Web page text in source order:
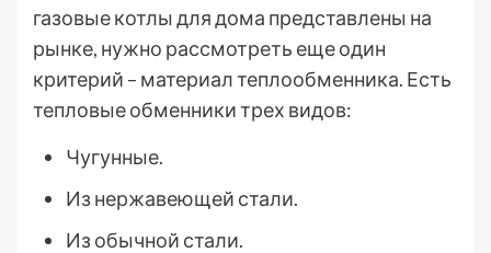
газовые котлы для дома представлены на
рынке, нужно рассмотреть еще один
критерий – материал теплообменника. Есть
тепловые обменники трех видов:
Чугунные.
Из нержавеющей стали.
Из обычной стали.